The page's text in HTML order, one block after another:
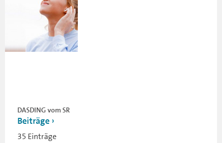
DASDING vom SR
Beiträge
35 Einträge